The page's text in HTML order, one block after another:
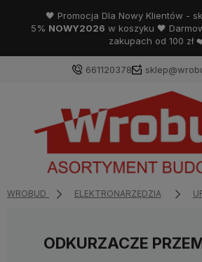
🖤 Promocja Dla Nowy Klientów -
5% NOWY2026 w koszyku 🖤
zakupach od 100 zł
661120378
WROBUD ELEKTRONARZĘDZIA
ODKURZACZE